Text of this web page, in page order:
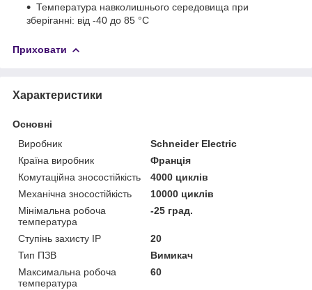
Температура навколишнього середовища при
зберіганні: від -40 до 85 °C
Приховати
Характеристики
Основні
Виробник
Schneider Electric
Країна виробник
Франція
Комутаційна зносостійкість
4000 циклів
Механічна зносостійкість
10000 циклів
Мінімальна робоча
температура
-25 град.
Ступінь захисту IP
20
Тип ПЗВ
Вимикач
Максимальна робоча
температура
60